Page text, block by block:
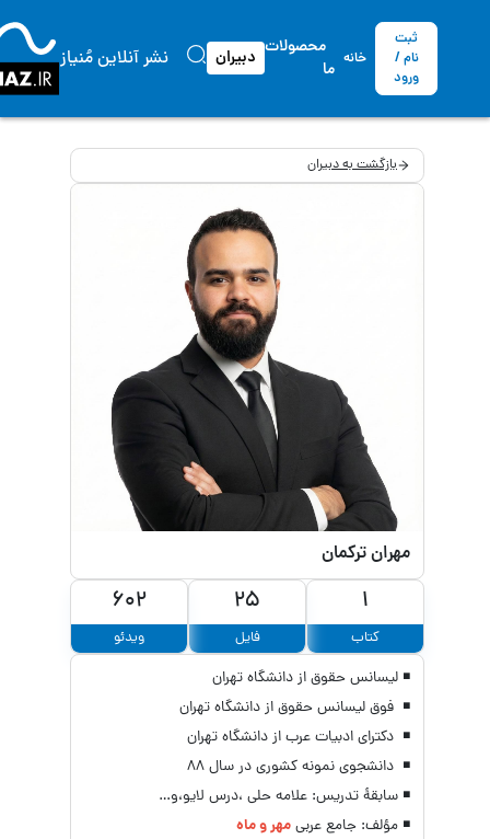
ثبت
نام /
ورود
خانه
محصولات
ما
دبیران نشر آنلاین مُنیاز
بازگشت به دبیران
مهران ترکمان
1
کتاب
25
فایل
602
ویدئو
◾ لیسانس حقوق از دانشگاه تهران
◾ ‌ فوق لیسانس حقوق از دانشگاه تهران
◾ ‌ دکترای ادبیات عرب از دانشگاه تهران
◾ ‌ دانشجوی نمونه کشوری در سال 88
◾ سابقۀ تدریس: علامه حلی ،درس لایو،و…
◾ مؤلف: جامع عربیمهر و ماه